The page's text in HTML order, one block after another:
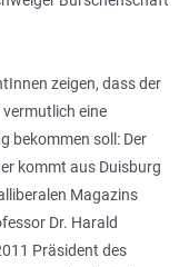
zeigen, dass der
eine
bekommen soll: Der
kommt aus Duisburg
Magazins
Dr. Harald
Präsident des